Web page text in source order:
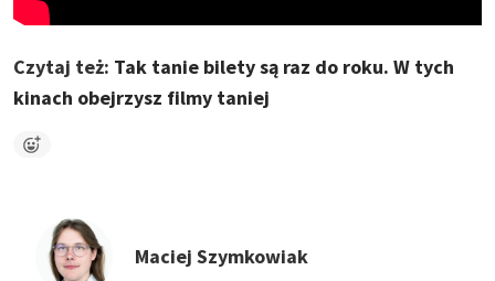
Czytaj też: Tak tanie bilety są raz do roku. W tych
kinach obejrzysz filmy taniej
Maciej Szymkowiak